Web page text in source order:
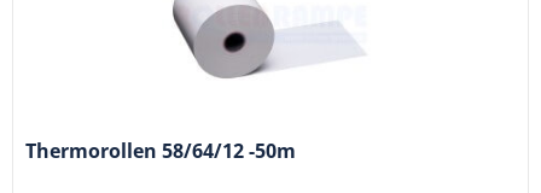
Thermorollen 58/64/12 -50m